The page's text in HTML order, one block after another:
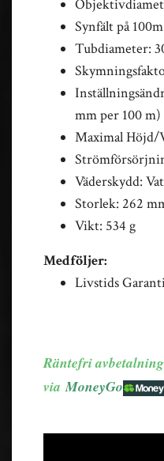
Synfält på
Tubdiameter:
mm per 100 m)
Maximal Höjd/
Väderskydd:
Storlek: 262
Vikt: 534 g
Medföljer:
Livstids
Räntefri
via MoneyGo